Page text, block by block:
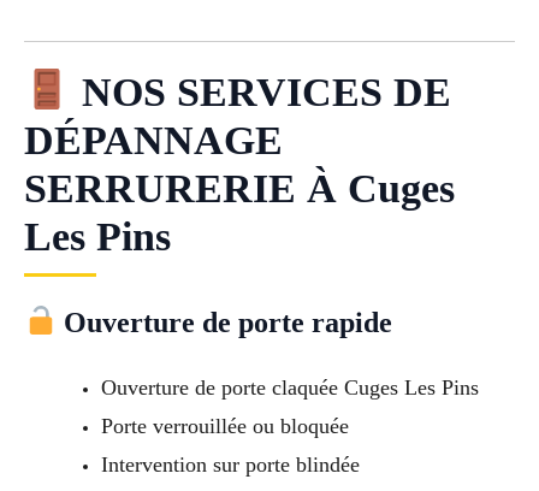
NOS SERVICES DE
DÉPANNAGE
SERRURERIE À Cuges
Les Pins
Ouverture de porte rapide
Ouverture de porte claquée Cuges Les Pins
Porte verrouillée ou bloquée
Intervention sur porte blindée